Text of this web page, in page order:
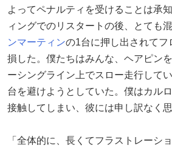
よってペナルティを受けることは承
ィングでのリスタートの後、とても
ンマーティンの1台に押し出されてフ
損した。僕たちはみんな、ヘアピン
ーシングライン上でスロー走行して
台を避けようとしていた。僕はカル
接触してしまい、彼には申し訳なく思
「全体的に、長くてフラストレーシ